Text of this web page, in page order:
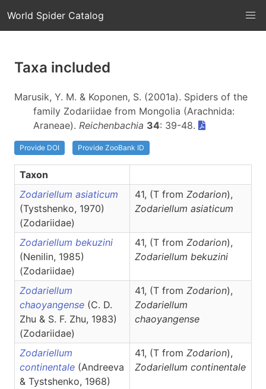
World Spider Catalog
Taxa included
Marusik, Y. M. & Koponen, S. (2001a). Spiders of the
family Zodariidae from Mongolia (Arachnida:
Araneae). Reichenbachia 34: 39-48.
Provide DOI Provide ZooBank ID
Taxon
Zodariellum asiaticum
(Tystshenko, 1970)
(Zodariidae)
41, (T from Zodarion),
Zodariellum asiaticum
Zodariellum bekuzini
(Nenilin, 1985)
(Zodariidae)
41, (T from Zodarion),
Zodariellum bekuzini
Zodariellum
chaoyangense (C. D.
Zhu & S. F. Zhu, 1983)
(Zodariidae)
41, (T from Zodarion),
Zodariellum
chaoyangense
Zodariellum
continentale (Andreeva
& Tystshenko, 1968)
41, (T from Zodarion),
Zodariellum continentale